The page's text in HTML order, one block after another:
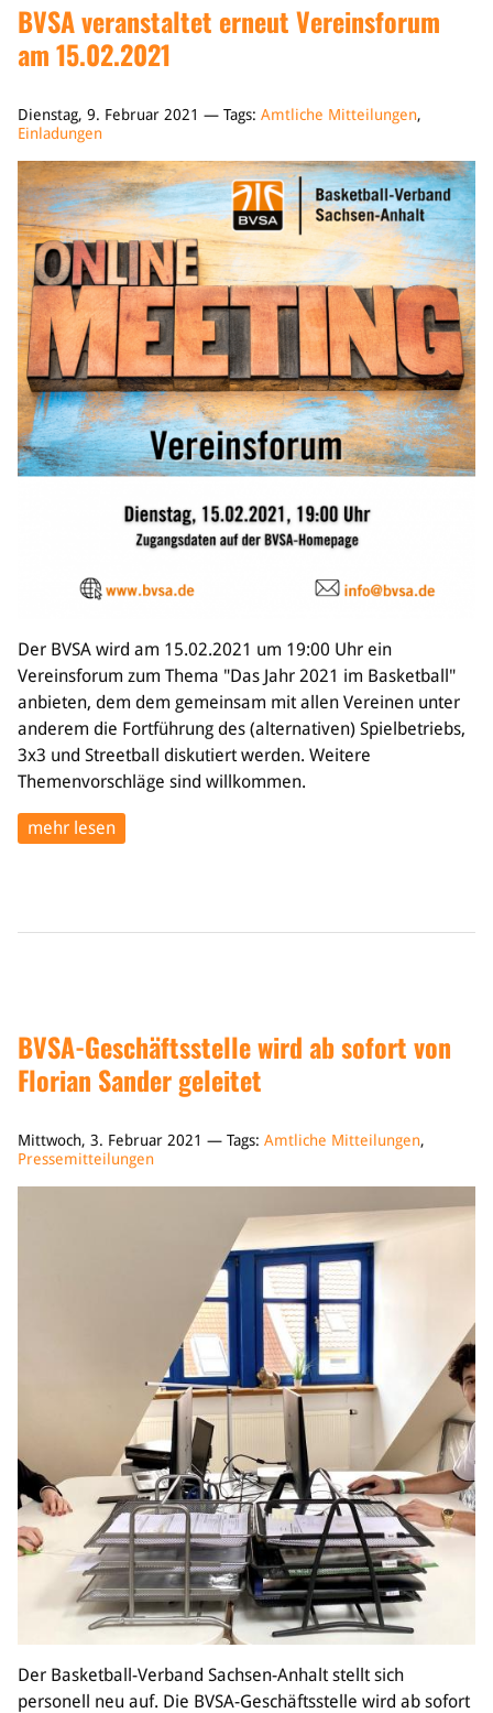
BVSA veranstaltet erneut Vereinsforum
am 15.02.2021
Dienstag, 9. Februar 2021 — Tags: Amtliche Mitteilungen,
Einladungen
Der BVSA wird am 15.02.2021 um 19:00 Uhr ein
Vereinsforum zum Thema "Das Jahr 2021 im Basketball"
anbieten, dem dem gemeinsam mit allen Vereinen unter
anderem die Fortführung des (alternativen) Spielbetriebs,
3x3 und Streetball diskutiert werden. Weitere
Themenvorschläge sind willkommen.
mehr lesen
BVSA-Geschäftsstelle wird ab sofort von
Florian Sander geleitet
Mittwoch, 3. Februar 2021 — Tags: Amtliche Mitteilungen,
Pressemitteilungen
Der Basketball-Verband Sachsen-Anhalt stellt sich
personell neu auf. Die BVSA-Geschäftsstelle wird ab sofort